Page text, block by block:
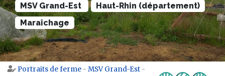
MSV Grand-Est
Haut-Rhin (département)
Maraîchage
Aller à :navigation,rechercher
Portraits de ferme - MSV Grand-Est -